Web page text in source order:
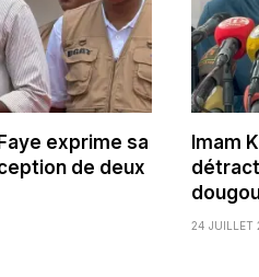
exprime sa
de deux
Imam
24 JUILLET